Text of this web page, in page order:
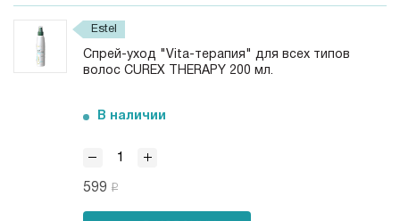
Estel
Спрей-уход "Vita-терапия" для всех типов
волос CUREX THERAPY 200 мл.
В наличии
599